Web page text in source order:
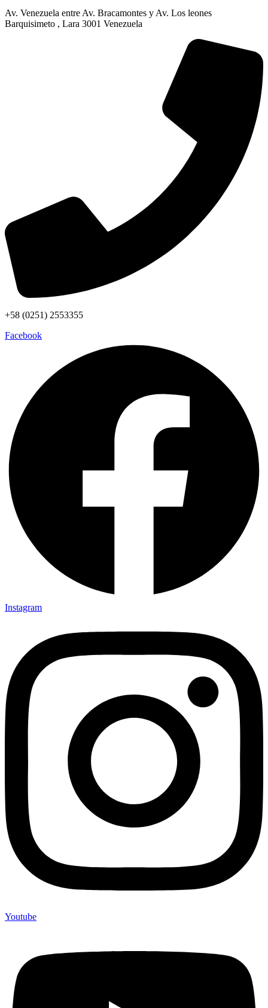
Av. Venezuela entre Av. Bracamontes y Av. Los leones
Barquisimeto , Lara 3001 Venezuela
+58 (0251) 2553355
Facebook
Instagram
Youtube